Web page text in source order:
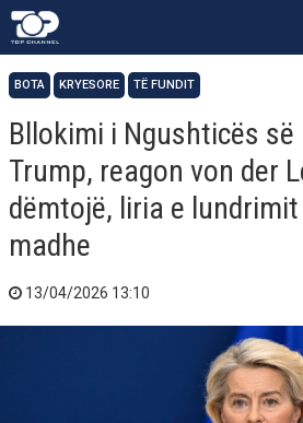
BOTA KRYESORE TË FUNDIT
Bllokimi i Ngushticës
Trump, reagon von der
dëmtojë, liria e
madhe
13/04/2026 13:10